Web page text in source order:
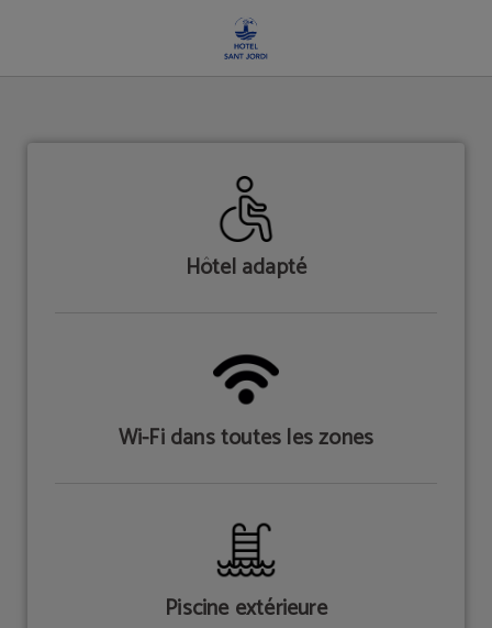
Hôtel adapté
Wi-Fi dans toutes les zones
Piscine extérieure